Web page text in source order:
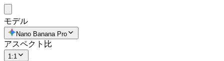
モデル
Nano Banana Pro
アスペクト比
1:1